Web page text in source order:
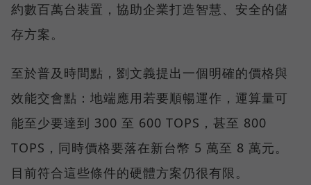
約數百萬台裝置，協助企業打造智慧、安全的儲
存方案。
至於普及時間點，劉文義提出一個明確的價格與
效能交會點：地端應用若要順暢運作，運算量可
能至少要達到 300 至 600 TOPS，甚至 800
TOPS，同時價格要落在新台幣 5 萬至 8 萬元。
目前符合這些條件的硬體方案仍很有限。